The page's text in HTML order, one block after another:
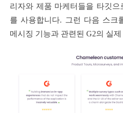
리자와 제품 마케터들을 타깃
를 사용합니다. 그런 다음 스크
메시징 기능과 관련된 G2의 실